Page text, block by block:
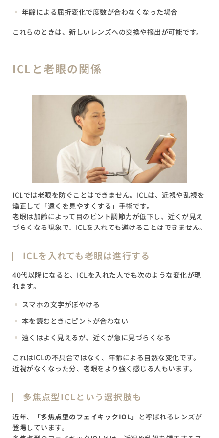
年齢による屈折変化で度数が合わなくなった場合
これらのときは、新しいレンズへの交換や摘出が可能です。
ICLと老眼の関係
ICLでは老眼を防ぐことはできません。ICLは、近視や乱視を
矯正して「遠くを見やすくする」手術です。
老眼は加齢によって目のピント調節力が低下し、近くが見え
づらくなる現象で、ICLを入れても避けることはできません。
ICLを入れても老眼は進行する
40代以降になると、ICLを入れた人でも次のような変化が現
れます。
スマホの文字がぼやける
本を読むときにピントが合わない
遠くはよく見えるが、近くが急に見づらくなる
これはICLの不具合ではなく、年齢による自然な変化です。
近視がなくなった分、老眼をより強く感じる人もいます。
多焦点型ICLという選択肢も
近年、 「多焦点型のフェイキックIOL」 と呼ばれるレンズが
登場しています。